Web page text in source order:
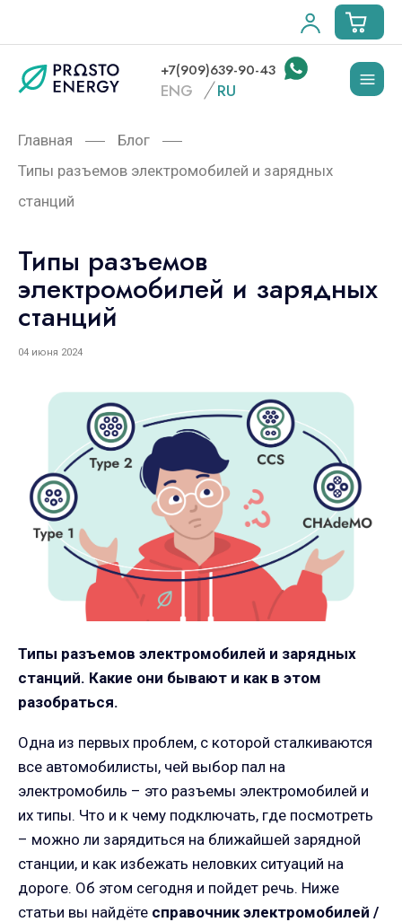
+7(909)639-90-43
ENG RU
Главная
Блог
Типы разъемов электромобилей и зарядных
станций
Типы разъемов
электромобилей и зарядных
станций
04 июня 2024
Типы разъемов электромобилей и зарядных
станций. Какие они бывают и как в этом
разобраться.
Одна из первых проблем, с которой сталкиваются
все автомобилисты, чей выбор пал на
электромобиль – это разъемы электромобилей и
их типы. Что и к чему подключать, где посмотреть
– можно ли зарядиться на ближайшей зарядной
станции, и как избежать неловких ситуаций на
дороге. Об этом сегодня и пойдет речь. Ниже
статьи вы найдёте справочник электромобилей /